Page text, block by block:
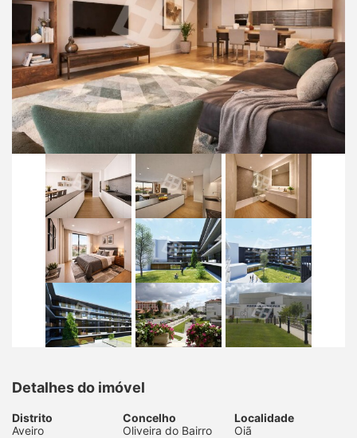
Detalhes do imóvel
Distrito
Aveiro
Concelho
Oliveira do Bairro
Localidade
Oiã